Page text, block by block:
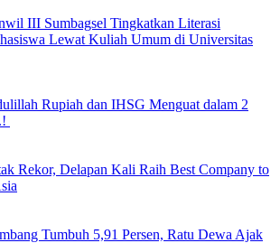
III Sumbagsel Tingkatkan Literasi
Lewat Kuliah Umum di Universitas
Rupiah dan IHSG Menguat dalam 2
Rekor, Delapan Kali Raih Best Company to
Tumbuh 5,91 Persen, Ratu Dewa Ajak